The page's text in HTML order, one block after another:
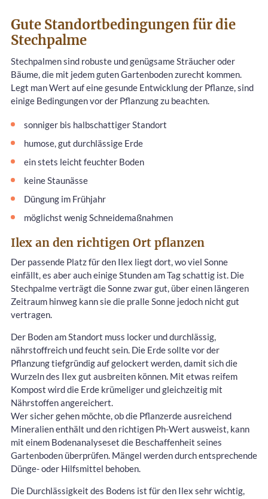
Gute Standortbedingungen für die
Stechpalme
Stechpalmen sind robuste und genügsame Sträucher oder
Bäume, die mit jedem guten Gartenboden zurecht kommen.
Legt man Wert auf eine gesunde Entwicklung der Pflanze, sind
einige Bedingungen vor der Pflanzung zu beachten.
sonniger bis halbschattiger Standort
humose, gut durchlässige Erde
ein stets leicht feuchter Boden
keine Staunässe
Düngung im Frühjahr
möglichst wenig Schneidemaßnahmen
Ilex an den richtigen Ort pflanzen
Der passende Platz für den Ilex liegt dort, wo viel Sonne
einfällt, es aber auch einige Stunden am Tag schattig ist. Die
Stechpalme verträgt die Sonne zwar gut, über einen längeren
Zeitraum hinweg kann sie die pralle Sonne jedoch nicht gut
vertragen.
Der Boden am Standort muss locker und durchlässig,
nährstoffreich und feucht sein. Die Erde sollte vor der
Pflanzung tiefgründig auf gelockert werden, damit sich die
Wurzeln des Ilex gut ausbreiten können. Mit etwas reifem
Kompost wird die Erde krümeliger und gleichzeitig mit
Nährstoffen angereichert.
Wer sicher gehen möchte, ob die Pflanzerde ausreichend
Mineralien enthält und den richtigen Ph-Wert ausweist, kann
mit einem Bodenanalyseset die Beschaffenheit seines
Gartenboden überprüfen. Mängel werden durch entsprechende
Dünge- oder Hilfsmittel behoben.
Die Durchlässigkeit des Bodens ist für den Ilex sehr wichtig,